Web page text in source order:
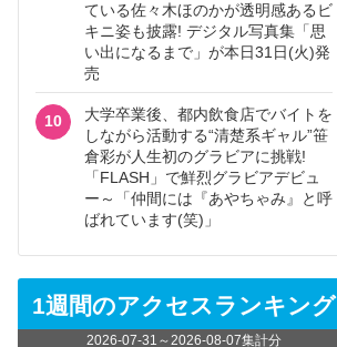
ている佐々木ほのかが透明感あるビ
キニ姿も披露! デジタル写真集「思
い出になるまで」が本日31日(火)発
売
10
大学卒業後、都内飲食店でバイトを
しながら活動する“清楚系ギャル”笹
倉彩が人生初のグラビアに挑戦!
「FLASH」で鮮烈グラビアデビュ
ー～「仲間には『あやちゃみ』と呼
ばれています(笑)」
1週間のアクセスランキング
2026-07-31 ～2026-08-07集計分